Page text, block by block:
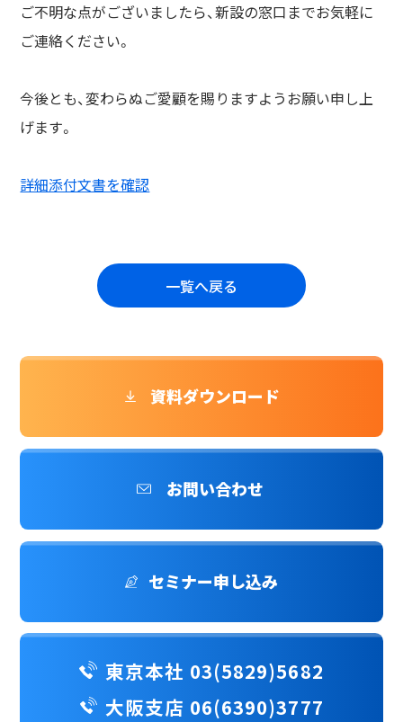
ご不明な点がございましたら、新設の窓口までお気軽に
ご連絡ください。
今後とも、変わらぬご愛顧を賜りますようお願い申し上
げます。
詳細添付文書を確認
一覧へ戻る
資料ダウンロード
お問い合わせ
セミナー申し込み
東京本社 03(5829)5682
大阪支店 06(6390)3777